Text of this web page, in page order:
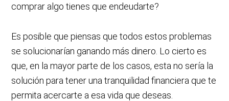
comprar algo tienes que endeudarte?
Es posible que piensas que todos estos problemas
se solucionarían ganando más dinero. Lo cierto es
que, en la mayor parte de los casos, esta no sería la
solución para tener una tranquilidad financiera que te
permita acercarte a esa vida que deseas.